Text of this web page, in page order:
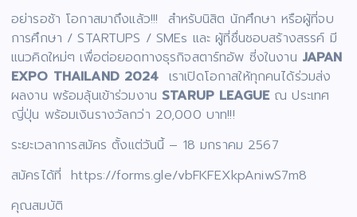
อย่ารอช้า โอกาสมาถึงแล้ว!!! สำหรับนิสิต นักศึกษา หรือผู้ที่จบ
การศึกษา / STARTUPS / SMEs และ ผู้ที่ชื่นชอบสร้างสรรค์ มี
แนวคิดใหม่ๆ เพื่อต่อยอดทางธุรกิจสตาร์ทอัพ ซี่งในงาน JAPAN
EXPO THAILAND 2024 เราเปิดโอกาสให้ทุกคนได้ร่วมส่ง
ผลงาน พร้อมลุ้นเข้าร่วมงาน STARUP LEAGUE ณ ประเทศ
ญี่ปุ่น พร้อมเงินรางวัลกว่า 20,000 บาท!!!
ระยะเวลาการสมัคร ตั้งแต่วันนี้ – 18 มกราคม 2567
สมัครได้ที่ https://forms.gle/vbFKFEXkpAniwS7m8
คุณสมบัติ